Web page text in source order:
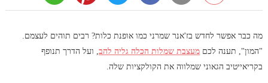
מה כבר אפשר לחדש בז'אנר שמרני כמו אופנת כלות? רבים תוהים לעצמם.
"המון", תענה לכם מעצבת שמלות הכלה גליה להב, ועל הדרך תנופף
בקריאייטיב הגאוני שמלווה את הקולקציות שלה.